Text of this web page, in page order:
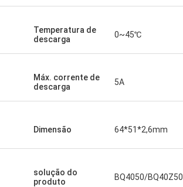
Temperatura de
descarga
0~45℃
Máx. corrente de
descarga
5A
Dimensão 64*51*2,6mm
solução do
produto
BQ4050/BQ40Z50